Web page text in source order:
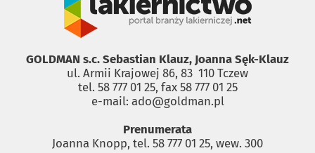
GOLDMAN s.c. Sebastian Klauz, Joanna Sęk-Klauz
ul. Armii Krajowej 86, 83 ­ 110 Tczew
tel. 58 777 01 25, fax 58 777 01 25
e-mail: ado@goldman.pl
Prenumerata
Joanna Knopp, tel. 58 777 01 25, wew. 300